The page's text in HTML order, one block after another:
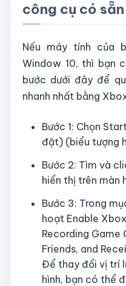
công cụ có
Nếu máy tính của
Window 10, thì bạn
bước dưới đây để
nhanh nhất bằng
Bước 1: Chọn
đặt) (biểu tượng
Bước 2: Tìm và
hiển thị trên màn
Bước 3: Trong
hoạt Enable
Recording Game
Friends, and
Để thay đổi vị trí
hình, bạn có thể